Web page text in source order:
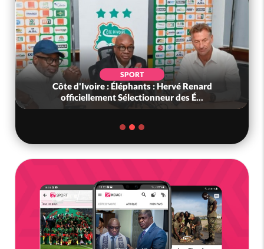
SPORT
Côte d'Ivoire : Éléphants : Hervé Renard
officiellement Sélectionneur des É...